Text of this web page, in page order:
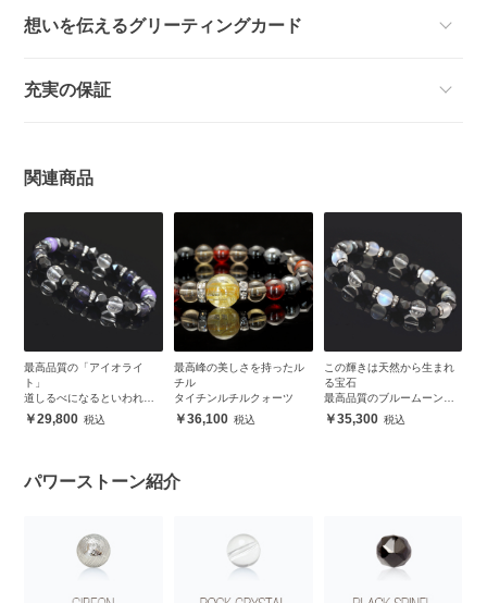
想いを伝えるグリーティングカード
充実の保証
関連商品
最高品質の「アイオライ
ト」
道しるべになるといわれる9
月誕生石
29,800
最高峰の美しさを持ったル
チル
タイチンルチルクォーツ
36,100
この輝きは天然から生まれ
る宝石
最高品質のブルームーンス
トーン
35,300
パワーストーン紹介